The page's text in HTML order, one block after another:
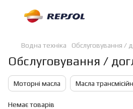
Водна техніка Обслуговування /
Обслуговування /
Моторні масла Масла
Немає товарів